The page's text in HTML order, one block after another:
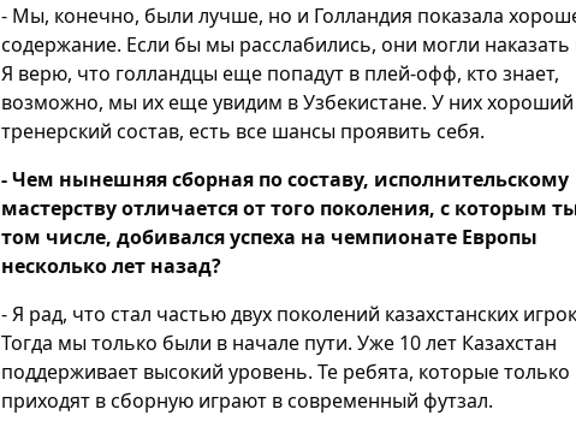
- Мы, конечно, были лучше, но и Голландия показала
содержание. Если бы мы расслабились, они могли наказать
Я верю, что голландцы еще попадут в плей-офф, кто знает,
возможно, мы их еще увидим в Узбекистане. У них хороший
тренерский состав, есть все шансы проявить себя.
- Чем нынешняя сборная по составу, исполнительскому
мастерству отличается от того поколения, с которым
том числе, добивался успеха на чемпионате Европы
несколько лет назад?
- Я рад, что стал частью двух поколений казахстанских
Тогда мы только были в начале пути. Уже 10 лет Казахстан
поддерживает высокий уровень. Те ребята, которые только
приходят в сборную играют в современный футзал.